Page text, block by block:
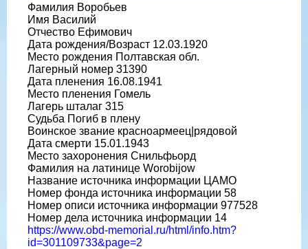
Фамилия Воробьев
Имя Василий
Отчество Ефимович
Дата рождения/Возраст 12.03.1920
Место рождения Полтавская обл.
Лагерный номер 31390
Дата пленения 16.08.1941
Место пленения Гомель
Лагерь шталаг 315
Судьба Погиб в плену
Воинское звание красноармеец|рядовой
Дата смерти 15.01.1943
Место захоронения Снильфьорд
Фамилия на латинице Worobijow
Название источника информации ЦАМО
Номер фонда источника информации 58
Номер описи источника информации 977528
Номер дела источника информации 14
https://www.obd-memorial.ru/html/info.htm?
id=301109733&page=2